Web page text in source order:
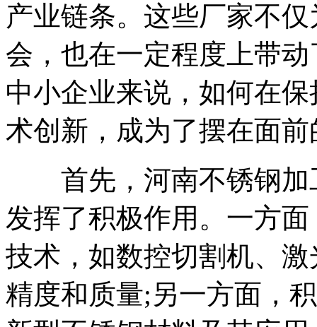
产业链条。这些厂家不
会，也在一定程度上带
中小企业来说，如何在
术创新，成为了摆在面
首先，河南不锈钢加
发挥了积极作用。一方
技术，如数控切割机、
精度和质量;另一方面，